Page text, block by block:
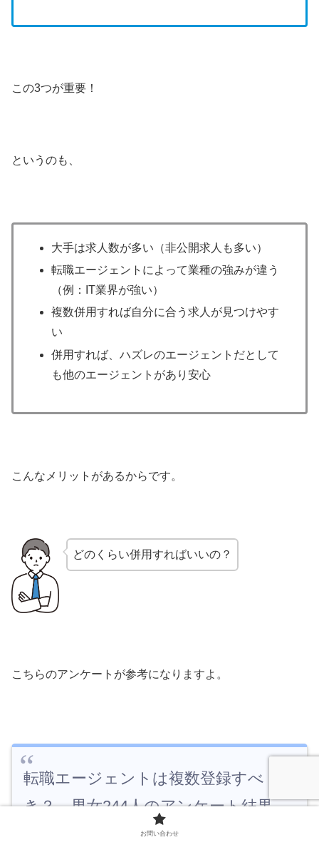
この3つが重要！
というのも、
大手は求人数が多い（非公開求人も多い）
転職エージェントによって業種の強みが違う
（例：IT業界が強い）
複数併用すれば自分に合う求人が見つけやす
い
併用すれば、ハズレのエージェントだとして
も他のエージェントがあり安心
こんなメリットがあるからです。
どのくらい併用すればいいの？
こちらのアンケートが参考になりますよ。
転職エージェントは複数登録すべ
き？ 男女244人のアンケート結果
お問い合わせ